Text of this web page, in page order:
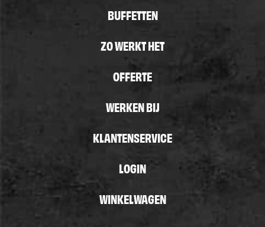
BUFFETTEN
ZO WERKT HET
OFFERTE
WERKEN BIJ
KLANTENSERVICE
LOGIN
WINKELWAGEN